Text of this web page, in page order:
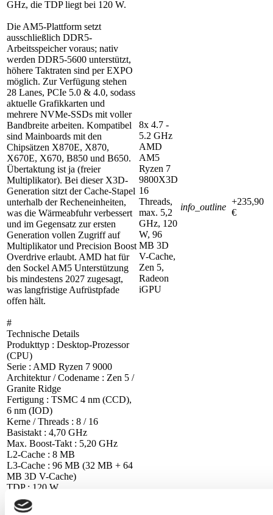
GHz, die TDP liegt bei 120 W.
Die AM5-Plattform setzt
ausschließlich DDR5-
Arbeitsspeicher voraus; nativ
werden DDR5-5600 unterstützt,
höhere Taktraten sind per EXPO
möglich. Zur Verfügung stehen
28 Lanes, PCIe 5.0 & 4.0, sodass
aktuelle Grafikkarten und
mehrere NVMe-SSDs mit voller
Bandbreite arbeiten. Kompatibel
sind Mainboards mit den
Chipsätzen X870E, X870,
X670E, X670, B850 und B650.
Übertaktung ist ja (freier
Multiplikator). Bei dieser X3D-
Generation sitzt der Cache-Stapel
unterhalb der Recheneinheiten,
was die Wärmeabfuhr verbessert
und im Gegensatz zur ersten
Generation vollen Zugriff auf
Multiplikator und Precision Boost
Overdrive erlaubt. AMD hat für
den Sockel AM5 Unterstützung
bis mindestens 2027 zugesagt,
was langfristige Aufrüstpfade
offen hält.
#
Technische Details
Produkttyp : Desktop-Prozessor
(CPU)
Serie : AMD Ryzen 7 9000
Architektur / Codename : Zen 5 /
Granite Ridge
Fertigung : TSMC 4 nm (CCD),
6 nm (IOD)
Kerne / Threads : 8 / 16
Basistakt : 4,70 GHz
Max. Boost-Takt : 5,20 GHz
L2-Cache : 8 MB
L3-Cache : 96 MB (32 MB + 64
MB 3D V-Cache)
TDP : 120 W
Sockel : AM5
Speicherunterstützung : DDR5-
8x 4.7 -
5.2 GHz
AMD
AM5
Ryzen 7
9800X3D
16
Threads,
max. 5,2
GHz, 120
W, 96
MB 3D
V-Cache,
Zen 5,
Radeon
iGPU
info_outline
+235,90
€